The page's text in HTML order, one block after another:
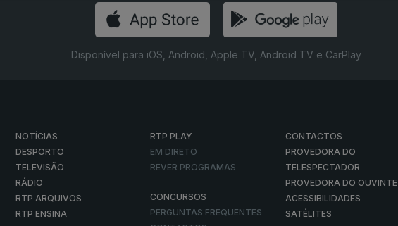
Disponível para iOS, Android, Apple TV, Android TV e CarPlay
NOTÍCIAS
DESPORTO
TELEVISÃO
RÁDIO
RTP ARQUIVOS
RTP ENSINA
RTP PLAY
EM DIRETO
REVER PROGRAMAS
CONCURSOS
PERGUNTAS FREQUENTES
CONTACTOS
PROVEDORA DO
TELESPECTADOR
PROVEDORA DO OUVINTE
ACESSIBILIDADES
SATÉLITES